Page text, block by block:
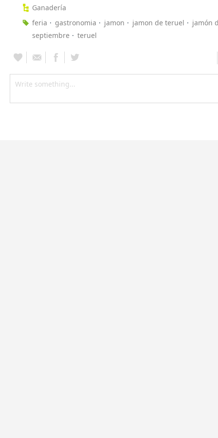
Ganadería
feria
gastronomia jamon jamon de teruel
jamón
septiembre
teruel